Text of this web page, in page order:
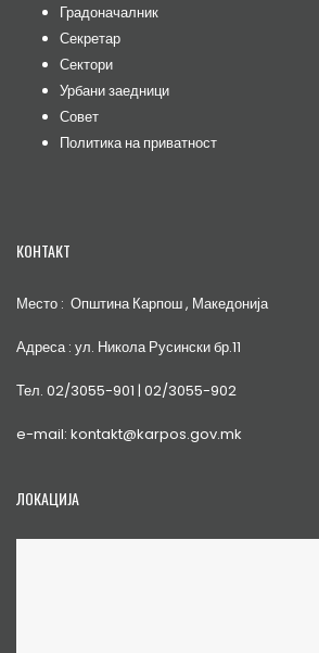
Градоначалник
Секретар
Сектори
Урбани заедници
Совет
Политика на приватност
КОНТАКТ
Место : Општина Карпош , Македонија
Адреса : ул. Никола Русински бр.11
Тел. 02/3055-901 | 02/3055-902
e-mail: kontakt@karpos.gov.mk
ЛОКАЦИЈА